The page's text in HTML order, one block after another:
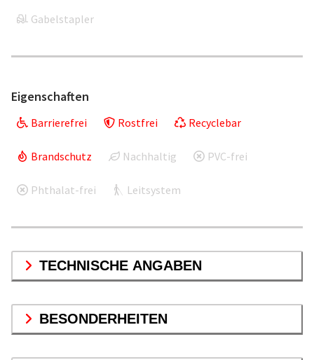
Gabelstapler
Eigenschaften
Barrierefrei Rostfrei Recyclebar
Brandschutz Nachhaltig PVC-frei
Phthalat-frei Leitsystem
TECHNISCHE ANGABEN
BESONDERHEITEN